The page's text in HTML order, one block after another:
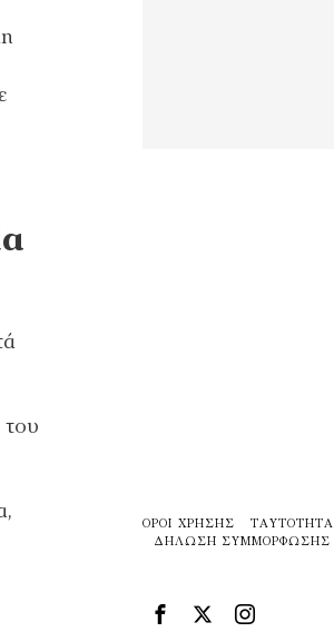
του
ΌΡΟΙ ΧΡΉΣΗΣ ΤΑΥΤΌΤΗΤΑ
ΔΉΛΩΣΗ ΣΥΜΜΌΡΦΩΣΗΣ